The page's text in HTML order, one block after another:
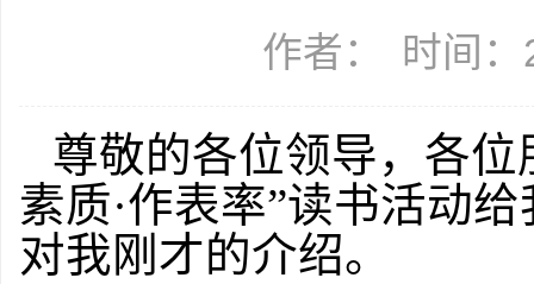
作者： 时间
尊敬的各位领导，各
素质·作表率”读书活动
对我刚才的介绍。